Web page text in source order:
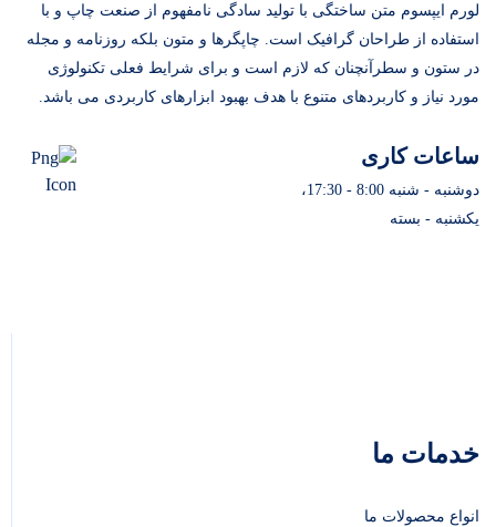
لورم ایپسوم متن ساختگی با تولید سادگی نامفهوم از صنعت چاپ و با
استفاده از طراحان گرافیک است. چاپگرها و متون بلکه روزنامه و مجله
در ستون و سطرآنچنان که لازم است و برای شرایط فعلی تکنولوژی
مورد نیاز و کاربردهای متنوع با هدف بهبود ابزارهای کاربردی می باشد.
ساعات کاری
دوشنبه - شنبه 8:00 - 17:30،
یکشنبه - بسته
خدمات ما
انواع محصولات ما